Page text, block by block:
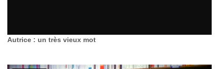
Autrice : un très vieux mot